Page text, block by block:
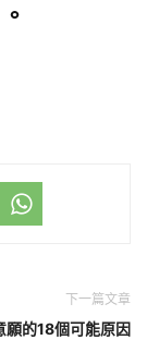
下一篇文章
願的18個可能原因